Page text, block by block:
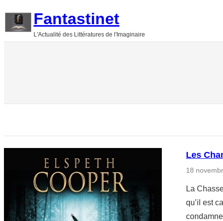
Fantastinet
L'Actualité des Littératures de l'Imaginaire
Les
18
La
qu’il est